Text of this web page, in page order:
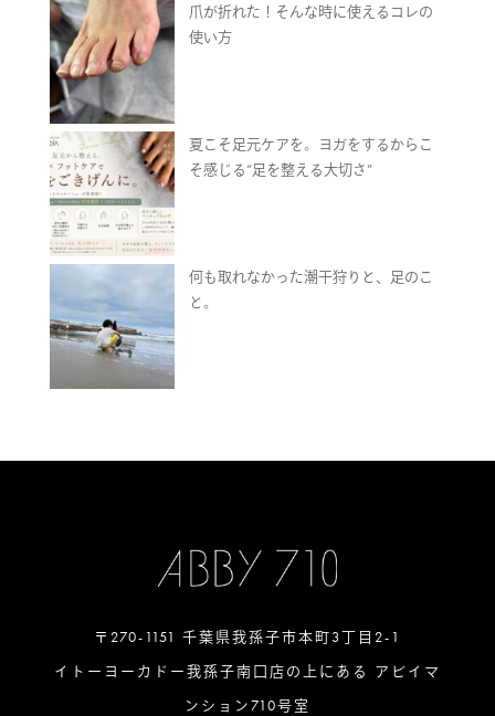
爪が折れた！そんな時に使えるコレの
使い方
夏こそ足元ケアを。ヨガをするからこ
そ感じる“足を整える大切さ”
何も取れなかった潮干狩りと、足のこ
と。
〒270-1151 千葉県我孫子市本町3丁目2-1
イトーヨーカドー我孫子南口店の上にある アビイマ
ンション710号室